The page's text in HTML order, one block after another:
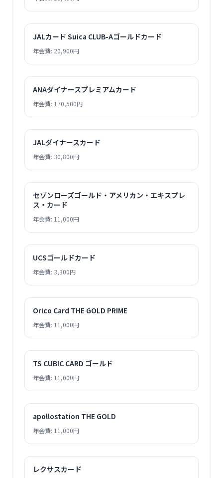
JALカード Suica CLUB-Aゴールドカード
年会費: 20,900円
ANAダイナースプレミアムカード
年会費: 170,500円
JALダイナースカード
年会費: 30,800円
セゾンローズゴールド・アメリカン・エキスプレ
ス・カード
年会費: 11,000円
UCSゴールドカード
年会費: 3,300円
Orico Card THE GOLD PRIME
年会費: 11,000円
TS CUBIC CARD ゴールド
年会費: 11,000円
apollostation THE GOLD
年会費: 11,000円
レクサスカード